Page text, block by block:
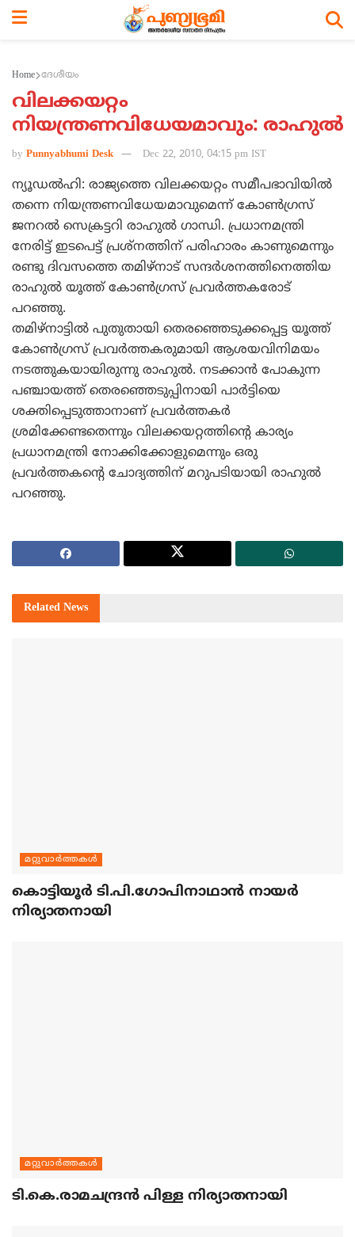
Home ദേശീയം
വിലക്കയറ്റം
നിയന്ത്രണവിധേയമാവും: രാഹുല്‍
by Punnyabhumi Desk Dec 22, 2010, 04:15 pm IST
ന്യൂഡല്‍ഹി: രാജ്യത്തെ വിലക്കയറ്റം സമീപഭാവിയില്‍
തന്നെ നിയന്ത്രണവിധേയമാവുമെന്ന്‌ കോണ്‍ഗ്രസ്‌
ജനറല്‍ സെക്രട്ടറി രാഹുല്‍ ഗാന്ധി. പ്രധാനമന്ത്രി
നേരിട്ട്‌ ഇടപെട്ട്‌ പ്രശ്‌നത്തിന്‌ പരിഹാരം കാണുമെന്നും
രണ്ടു ദിവസത്തെ തമിഴ്‌നാട്‌ സന്ദര്‍ശനത്തിനെത്തിയ
രാഹുല്‍ യൂത്ത്‌ കോണ്‍ഗ്രസ്‌ പ്രവര്‍ത്തകരോട്‌
പറഞ്ഞു.
തമിഴ്‌നാട്ടില്‍ പുതുതായി തെരഞ്ഞെടുക്കപ്പെട്ട യൂത്ത്‌
കോണ്‍ഗ്രസ്‌ പ്രവര്‍ത്തകരുമായി ആശയവിനിമയം
നടത്തുകയായിരുന്നു രാഹുല്‍. നടക്കാന്‍ പോകുന്ന
പഞ്ചായത്ത്‌ തെരഞ്ഞെടുപ്പിനായി പാര്‍ട്ടിയെ
ശക്തിപ്പെടുത്താനാണ്‌ പ്രവര്‍ത്തകര്‍
ശ്രമിക്കേണ്ടതെന്നും വിലക്കയറ്റത്തിന്റെ കാര്യം
പ്രധാനമന്ത്രി നോക്കിക്കോളുമെന്നും ഒരു
പ്രവര്‍ത്തകന്റെ ചോദ്യത്തിന്‌ മറുപടിയായി രാഹുല്‍
പറഞ്ഞു.
Related News
മറ്റുവാര്‍ത്തകള്‍
കൊട്ടിയൂര്‍ ടി.പി.ഗോപിനാഥാന്‍ നായര്‍
നിര്യാതനായി
മറ്റുവാര്‍ത്തകള്‍
ടി.കെ.രാമചന്ദ്രന്‍ പിള്ള നിര്യാതനായി